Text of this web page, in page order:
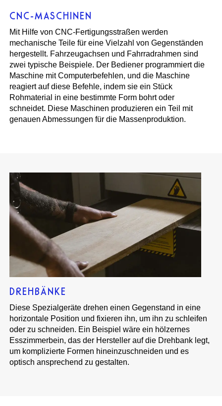
CNC-MASCHINEN
Mit Hilfe von CNC-Fertigungsstraßen werden
mechanische Teile für eine Vielzahl von Gegenständen
hergestellt. Fahrzeugachsen und Fahrradrahmen sind
zwei typische Beispiele. Der Bediener programmiert die
Maschine mit Computerbefehlen, und die Maschine
reagiert auf diese Befehle, indem sie ein Stück
Rohmaterial in eine bestimmte Form bohrt oder
schneidet. Diese Maschinen produzieren ein Teil mit
genauen Abmessungen für die Massenproduktion.
DREHBÄNKE
Diese Spezialgeräte drehen einen Gegenstand in eine
horizontale Position und fixieren ihn, um ihn zu schleifen
oder zu schneiden. Ein Beispiel wäre ein hölzernes
Esszimmerbein, das der Hersteller auf die Drehbank legt,
um komplizierte Formen hineinzuschneiden und es
optisch ansprechend zu gestalten.